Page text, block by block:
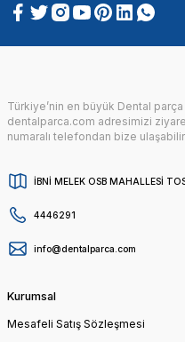
Türkiye’nin en büyük Dental
dentalparca.com adresimizi
numaralı telefondan bize
İBNİ MELEK OSB MAHALLESİ
4446291
info@dentalparca.com
Kurumsal
Mesafeli Satış Sözleşmesi